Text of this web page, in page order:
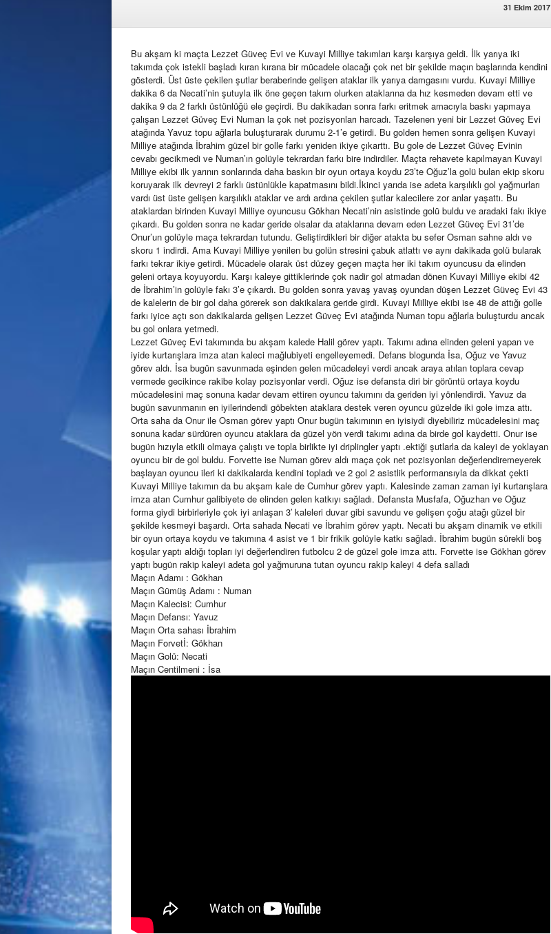
31 Ekim 2017
Bu akşam ki maçta Lezzet Güveç Evi ve Kuvayi Milliye takımları karşı karşıya geldi. İlk yarıya iki
takımda çok istekli başladı kıran kırana bir mücadele olacağı çok net bir şekilde maçın başlarında kendini
gösterdi. Üst üste çekilen şutlar beraberinde gelişen ataklar ilk yarıya damgasını vurdu. Kuvayi Milliye
dakika 6 da Necati’nin şutuyla ilk öne geçen takım olurken ataklarına da hız kesmeden devam etti ve
dakika 9 da 2 farklı üstünlüğü ele geçirdi. Bu dakikadan sonra farkı eritmek amacıyla baskı yapmaya
çalışan Lezzet Güveç Evi Numan la çok net pozisyonları harcadı. Tazelenen yeni bir Lezzet Güveç Evi
atağında Yavuz topu ağlarla buluşturarak durumu 2-1’e getirdi. Bu golden hemen sonra gelişen Kuvayi
Milliye atağında İbrahim güzel bir golle farkı yeniden ikiye çıkarttı. Bu gole de Lezzet Güveç Evinin
cevabı gecikmedi ve Numan’ın golüyle tekrardan farkı bire indirdiler. Maçta rehavete kapılmayan Kuvayi
Milliye ekibi ilk yarının sonlarında daha baskın bir oyun ortaya koydu 23’te Oğuz’la golü bulan ekip skoru
koruyarak ilk devreyi 2 farklı üstünlükle kapatmasını bildi.İkinci yarıda ise adeta karşılıklı gol yağmurları
vardı üst üste gelişen karşılıklı ataklar ve ardı ardına çekilen şutlar kalecilere zor anlar yaşattı. Bu
ataklardan birinden Kuvayi Milliye oyuncusu Gökhan Necati’nin asistinde golü buldu ve aradaki fakı ikiye
çıkardı. Bu golden sonra ne kadar geride olsalar da ataklarına devam eden Lezzet Güveç Evi 31’de
Onur’un golüyle maça tekrardan tutundu. Geliştirdikleri bir diğer atakta bu sefer Osman sahne aldı ve
skoru 1 indirdi. Ama Kuvayi Milliye yenilen bu golün stresini çabuk atlattı ve aynı dakikada golü bularak
farkı tekrar ikiye getirdi. Mücadele olarak üst düzey geçen maçta her iki takım oyuncusu da elinden
geleni ortaya koyuyordu. Karşı kaleye gittiklerinde çok nadir gol atmadan dönen Kuvayi Milliye ekibi 42
de İbrahim’in golüyle fakı 3’e çıkardı. Bu golden sonra yavaş yavaş oyundan düşen Lezzet Güveç Evi 43
de kalelerin de bir gol daha görerek son dakikalara geride girdi. Kuvayi Milliye ekibi ise 48 de attığı golle
farkı iyice açtı son dakikalarda gelişen Lezzet Güveç Evi atağında Numan topu ağlarla buluşturdu ancak
bu gol onlara yetmedi.
Lezzet Güveç Evi takımında bu akşam kalede Halil görev yaptı. Takımı adına elinden geleni yapan ve
iyide kurtarışlara imza atan kaleci mağlubiyeti engelleyemedi. Defans blogunda İsa, Oğuz ve Yavuz
görev aldı. İsa bugün savunmada eşinden gelen mücadeleyi verdi ancak araya atılan toplara cevap
vermede gecikince rakibe kolay pozisyonlar verdi. Oğuz ise defansta diri bir görüntü ortaya koydu
mücadelesini maç sonuna kadar devam ettiren oyuncu takımını da geriden iyi yönlendirdi. Yavuz da
bugün savunmanın en iyilerindendi göbekten ataklara destek veren oyuncu güzelde iki gole imza attı.
Orta saha da Onur ile Osman görev yaptı Onur bugün takımının en iyisiydi diyebiliriz mücadelesini maç
sonuna kadar sürdüren oyuncu ataklara da güzel yön verdi takımı adına da birde gol kaydetti. Onur ise
bugün hızıyla etkili olmaya çalıştı ve topla birlikte iyi driplingler yaptı .ektiği şutlarla da kaleyi de yoklayan
oyuncu bir de gol buldu. Forvette ise Numan görev aldı maça çok net pozisyonları değerlendiremeyerek
başlayan oyuncu ileri ki dakikalarda kendini topladı ve 2 gol 2 asistlik performansıyla da dikkat çekti
Kuvayi Milliye takımın da bu akşam kale de Cumhur görev yaptı. Kalesinde zaman zaman iyi kurtarışlara
imza atan Cumhur galibiyete de elinden gelen katkıyı sağladı. Defansta Musfafa, Oğuzhan ve Oğuz
forma giydi birbirleriyle çok iyi anlaşan 3′ kaleleri duvar gibi savundu ve gelişen çoğu atağı güzel bir
şekilde kesmeyi başardı. Orta sahada Necati ve İbrahim görev yaptı. Necati bu akşam dinamik ve etkili
bir oyun ortaya koydu ve takımına 4 asist ve 1 bir frikik golüyle katkı sağladı. İbrahim bugün sürekli boş
koşular yaptı aldığı topları iyi değerlendiren futbolcu 2 de güzel gole imza attı. Forvette ise Gökhan görev
yaptı bugün rakip kaleyi adeta gol yağmuruna tutan oyuncu rakip kaleyi 4 defa salladı
Maçın Adamı : Gökhan
Maçın Gümüş Adamı : Numan
Maçın Kalecisi: Cumhur
Maçın Defansı: Yavuz
Maçın Orta sahası İbrahim
Maçın Forvetİ: Gökhan
Maçın Golü: Necati
Maçın Centilmeni : İsa